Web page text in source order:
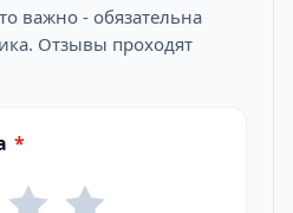
важно - обязательна
Отзывы проходят
*